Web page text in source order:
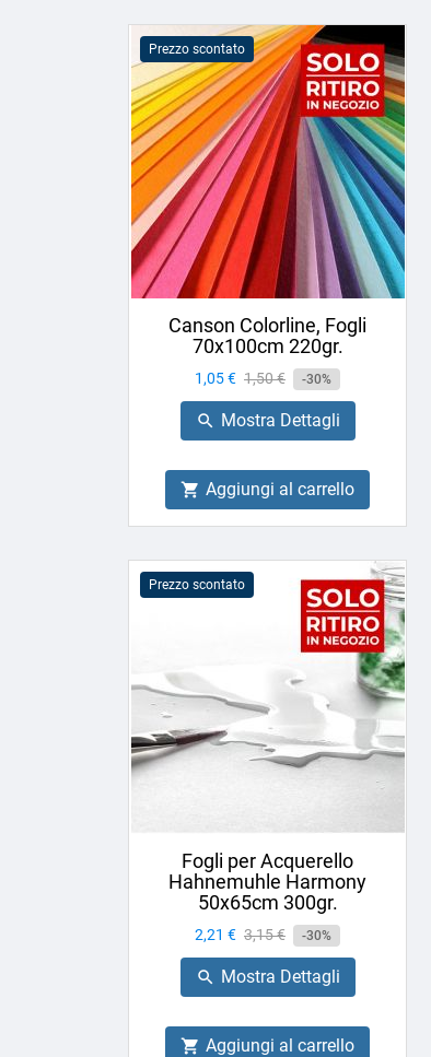
Prezzo scontato
Canson Colorline, Fogli
70x100cm 220gr.
Prezzo
1,05 € Prezzo
base
1,50 € -30%
 Mostra Dettagli
 Aggiungi al carrello
Prezzo scontato
Fogli per Acquerello
Hahnemuhle Harmony
50x65cm 300gr.
Prezzo
2,21 € Prezzo
base
3,15 € -30%
 Mostra Dettagli
 Aggiungi al carrello